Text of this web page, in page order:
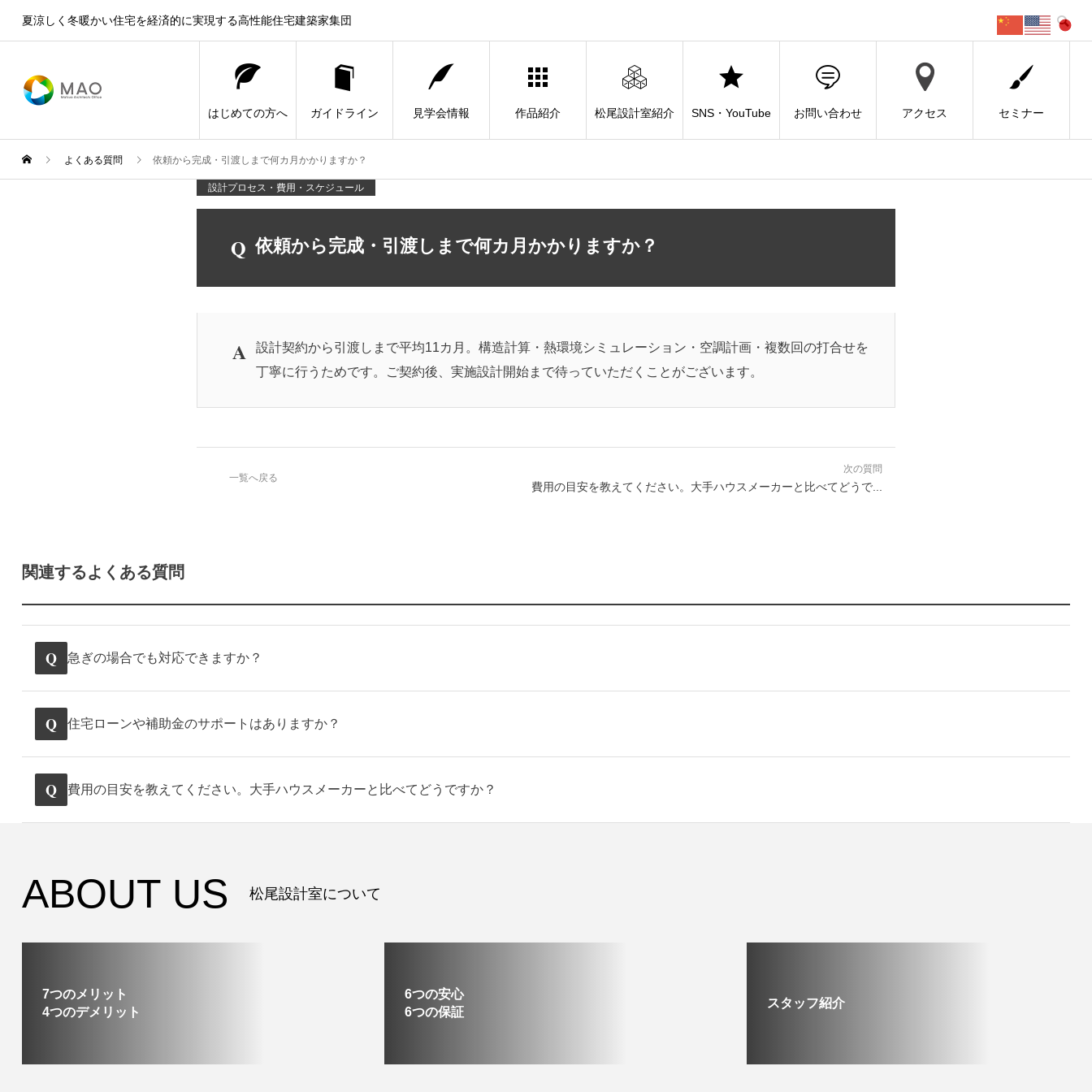
夏涼しく冬暖かい住宅を経済的に実現する高性能住宅建築家集団
はじめての方へ ガイドライン 見学会情報 作品紹介 松尾設計室紹介 SNS・YouTube お問い合わせ アクセス セミナー
よくある質問 依頼から完成・引渡しまで何カ月かかりますか？
設計プロセス・費用・スケジュール
Q 依頼から完成・引渡しまで何カ月かかりますか？
A
設計契約から引渡しまで平均11カ月。構造計算・熱環境シミュレーション・空調計画・複数回の打合せを
丁寧に行うためです。ご契約後、実施設計開始まで待っていただくことがございます。
一覧へ戻る
次の質問
費用の目安を教えてください。大手ハウスメーカーと比べてどうで...
関連するよくある質問
Q 急ぎの場合でも対応できますか？
Q 住宅ローンや補助金のサポートはありますか？
Q 費用の目安を教えてください。大手ハウスメーカーと比べてどうですか？
ABOUT US 松尾設計室について
7つのメリット
4つのデメリット
6つの安心
6つの保証
スタッフ紹介